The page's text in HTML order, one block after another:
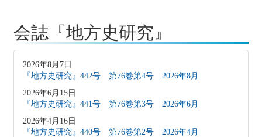
会誌『地方史研究』
2026年8月7日
『地方史研究』442号 第76巻第4号 2026年8月
2026年6月15日
『地方史研究』441号 第76巻第3号 2026年6月
2026年4月16日
『地方史研究』440号 第76巻第2号 2026年4月